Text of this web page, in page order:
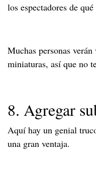
los espectadores de
Muchas personas
miniaturas, así que no
8. Agregar
Aquí hay un genial
una gran ventaja.